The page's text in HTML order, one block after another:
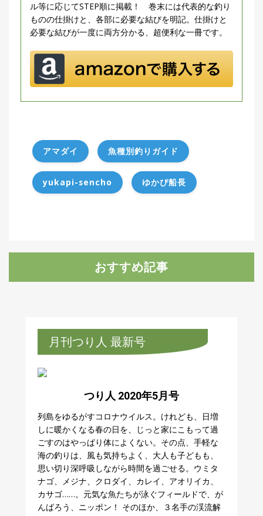
ル等に応じてSTEP順に掲載！ 巻末には代表的な釣り
ものの仕掛けと、各部に必要な結びを明記。仕掛けと
必要な結びが一度に両方分かる、超便利な一冊です。
アマダイ 魚種別釣りガイド
yukapi-sencho ゆかぴ船長
おすすめ記事
月刊つり人 最新号
つり人 2020年5月号
列島をゆるがすコロナウイルス。けれども、日増
しに暖かくなる春の日を、じっと家にこもって過
ごすのはやっぱり体によくない。その点、手軽な
海の釣りは、風も気持ちよく、大人も子どもも、
思い切り深呼吸しながら時間を過ごせる。ウミタ
ナゴ、メジナ、クロダイ、カレイ、アオリイカ、
カサゴ……。元気な魚たちが泳ぐフィールドで、が
んばろう、ニッポン！ そのほか、３名手の渓流解